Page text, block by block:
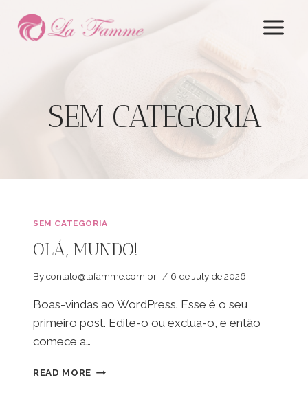
content
SEM CATEGORIA
SEM CATEGORIA
OLÁ, MUNDO!
Bycontato@lafamme.com.br 6 de July de 2026
Boas-vindas ao WordPress. Esse é o seu
primeiro post. Edite-o ou exclua-o, e então
comece a…
READ MORE OLÁ,